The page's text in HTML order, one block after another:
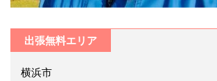
出張無料エリア
横浜市